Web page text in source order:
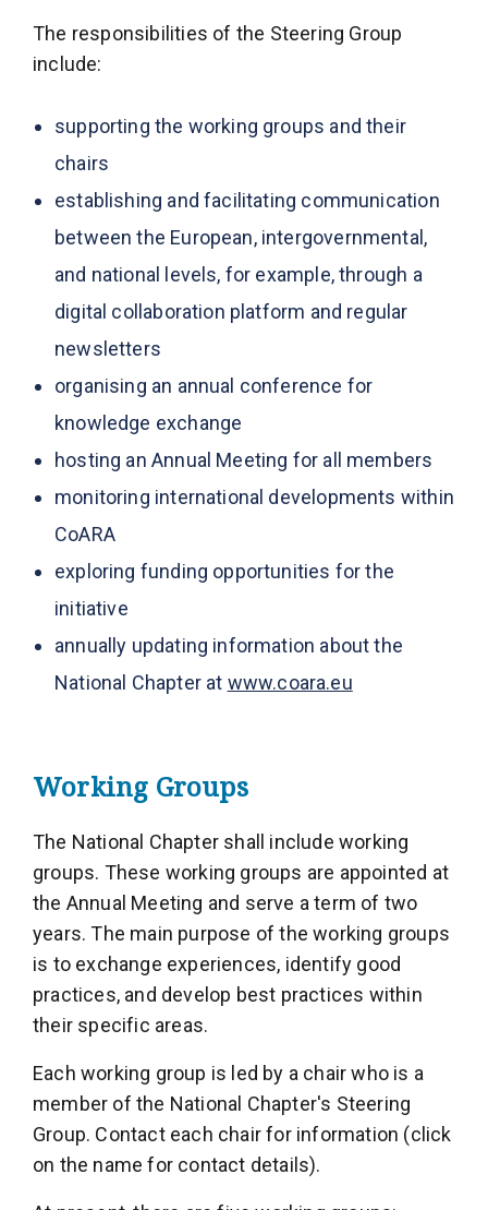
The responsibilities of the Steering Group
include:
supporting the working groups and their
chairs
establishing and facilitating communication
between the European, intergovernmental,
and national levels, for example, through a
digital collaboration platform and regular
newsletters
organising an annual conference for
knowledge exchange
hosting an Annual Meeting for all members
monitoring international developments within
CoARA
exploring funding opportunities for the
initiative
annually updating information about the
National Chapter at www.coara.eu
Working Groups
The National Chapter shall include working
groups. These working groups are appointed at
the Annual Meeting and serve a term of two
years. The main purpose of the working groups
is to exchange experiences, identify good
practices, and develop best practices within
their specific areas.
Each working group is led by a chair who is a
member of the National Chapter's Steering
Group. Contact each chair for information (click
on the name for contact details).